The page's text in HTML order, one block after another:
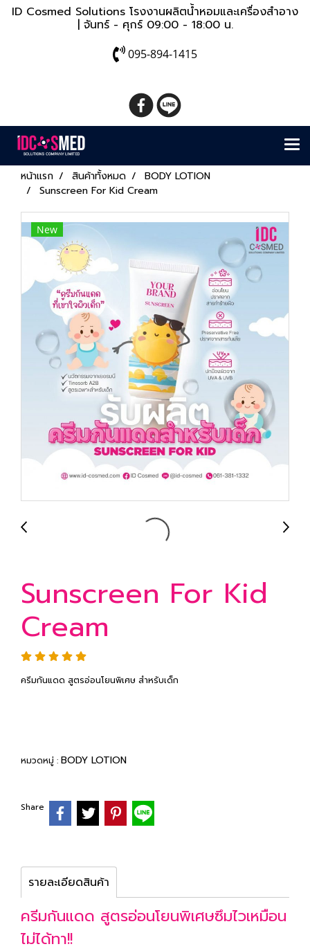
ID Cosmed Solutions โรงงานผลิตน้ำหอมและเครื่องสำอาง
| จันทร์ - ศุกร์ 09:00 - 18:00 น.
095-894-1415
หน้าแรก สินค้าทั้งหมด
BODY LOTION
Sunscreen For Kid Cream
New
Sunscreen For Kid
Cream
ครีมกันแดด สูตรอ่อนโยนพิเศษ สำหรับเด็ก
หมวดหมู่ : BODY LOTION
Share
รายละเอียดสินค้า
ครีมกันแดด สูตรอ่อนโยนพิเศษซึมไวเหมือน
ไม่ได้ทา!!